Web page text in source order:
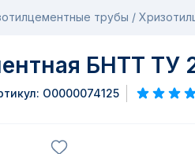
трубы
О0000074125
БНТТ